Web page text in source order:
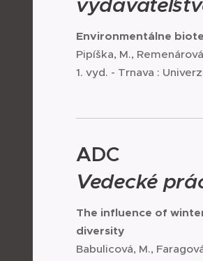
Environmentálne
Pipíška, M.,
1. vyd. - Trnava :
ADC
Vedecké
The influence of
diversity
Babulicová, M.,